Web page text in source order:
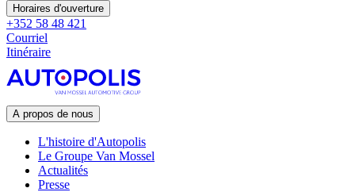
Horaires d'ouverture
+352 58 48 421
Courriel
Itinéraire
A propos de nous
L'histoire d'Autopolis
Le Groupe Van Mossel
Actualités
Presse